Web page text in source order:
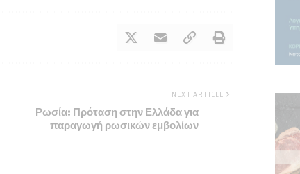
NEXT ARTICLE
Ρωσία: Πρόταση στην Ελλάδα για
παραγωγή ρωσικών εμβολίων